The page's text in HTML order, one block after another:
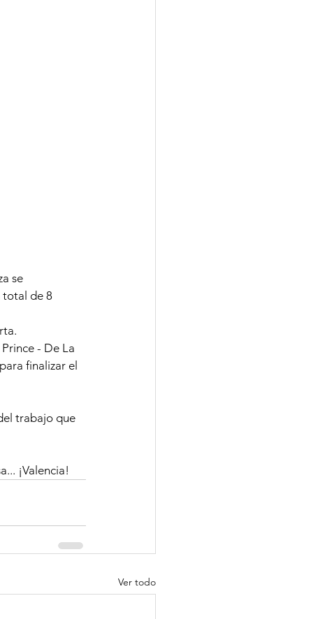
se
total de 8
- De La
finalizar el
trabajo que
¡Valencia!
Ver todo